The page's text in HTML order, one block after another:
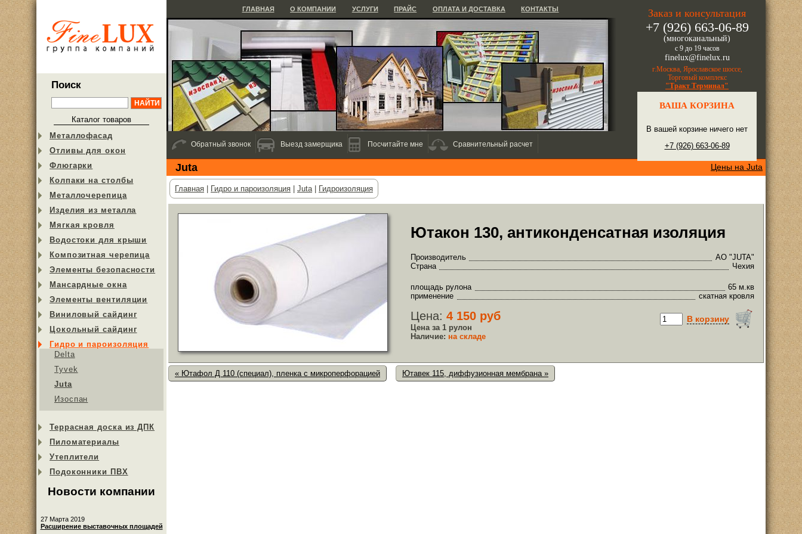
Поиск
Каталог товаров
Металлофасад
Отливы для окон
Флюгарки
Колпаки на столбы
Металлочерепица
Изделия из металла
Мягкая кровля
Водостоки для крыши
Композитная черепица
Элементы безопасности
Мансардные окна
Элементы вентиляции
Виниловый сайдинг
Цокольный сайдинг
Гидро и пароизоляция
Delta
Tyvek
Juta
Изоспан
Террасная доска из ДПК
Пиломатериалы
Утеплители
Подоконники ПВХ
Новости компании
27 Марта 2019
Расширение выставочных площадей
Заказ и консультация
+7 (926) 663-06-89
(многоканальный)
с 9 до 19 часов
finelux@finelux.ru
г.Москва, Ярославское шоссе,
Торговый комплекс
"Тракт Терминал"
ВАША КОРЗИНА
В вашей корзине ничего нет
+7 (926) 663-06-89
ГЛАВНАЯ О КОМПАНИИ УСЛУГИ ПРАЙС ОПЛАТА И ДОСТАВКА КОНТАКТЫ
Цены на Juta
Juta
Главная Гидро и пароизоляция Juta| Гидроизоляция
Ютакон 130, антиконденсатная изоляция
Производитель
АО "JUTA"
Страна
Чехия
площадь рулона
65 м.кв
применение
скатная кровля
В корзину
Цена: 4 150 руб
Цена за 1 рулон
Наличие: на складе
« Ютафол Д 110 (специал), пленка с микроперфорацией Ютавек 115, диффузионная мембрана »
Обратный звонок Выезд замерщика Посчитайте мне Сравнительный расчет